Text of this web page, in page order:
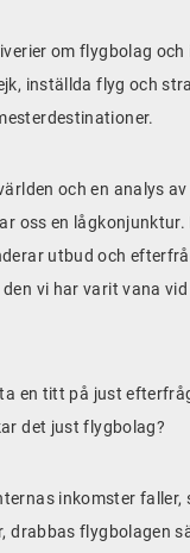
om flygbolag och
inställda flyg och
och en analys
oss en lågkonjunktur.
utbud och
vi har varit vana
en titt på just
det just flygbolag?
inkomster faller,
drabbas flygbolagen